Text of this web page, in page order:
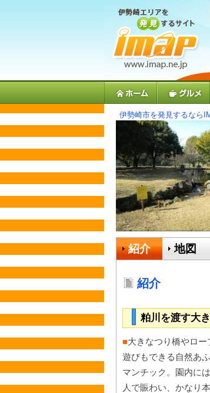
伊勢崎市を発見するなら
紹介 地図
紹介
粕川を渡す大
■大きなつり橋やロー
遊びもできる自然あ
マンチック。園内に
人で賑わい、かなり